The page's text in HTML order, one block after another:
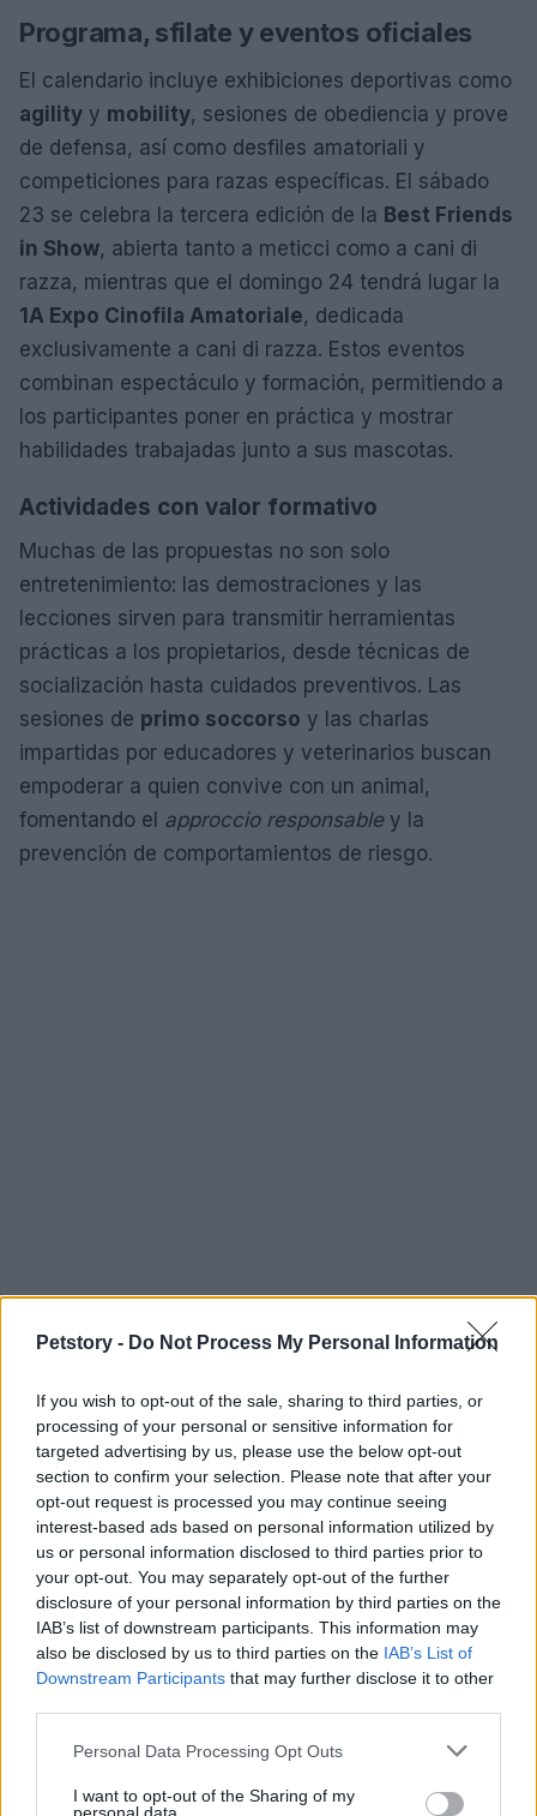
Petstory - Do Not Process My Personal Information
If you wish to opt-out of the sale, sharing to third parties, or
processing of your personal or sensitive information for
targeted advertising by us, please use the below opt-out
section to confirm your selection. Please note that after your
opt-out request is processed you may continue seeing
interest-based ads based on personal information utilized by
us or personal information disclosed to third parties prior to
your opt-out. You may separately opt-out of the further
disclosure of your personal information by third parties on the
IAB’s list of downstream participants. This information may
also be disclosed by us to third parties on the IAB’s List of
Downstream Participants that may further disclose it to other
Please note that this website/app uses one or more Google
not limited to your visit or usage behaviour. You may click to
Personal Data Processing Opt Outs
I want to opt-out of the Sharing of my
Programa, sfilate y eventos oficiales
El calendario incluye exhibiciones deportivas como
agility y mobility, sesiones de obediencia y prove
de defensa, así como desfiles amatoriali y
competiciones para razas específicas. El sábado
23 se celebra la tercera edición de la Best Friends
in Show, abierta tanto a meticci como a cani di
razza, mientras que el domingo 24 tendrá lugar la
1A Expo Cinofila Amatoriale, dedicada
exclusivamente a cani di razza. Estos eventos
combinan espectáculo y formación, permitiendo a
los participantes poner en práctica y mostrar
habilidades trabajadas junto a sus mascotas.
Actividades con valor formativo
Muchas de las propuestas no son solo
entretenimiento: las demostraciones y las
lecciones sirven para transmitir herramientas
prácticas a los propietarios, desde técnicas de
socialización hasta cuidados preventivos. Las
sesiones de primo soccorso y las charlas
impartidas por educadores y veterinarios buscan
empoderar a quien convive con un animal,
fomentando el approccio responsabley la
prevención de comportamientos de riesgo.
Información práctica y cómo participar
durante ambos días, mientras que la tarifa reducida
es de8€y puede descargarse desde el sitio oficial
www.petinfiera.it
, donde también están
disponibles el calendario completo de actividades y
las modalidades de inscripción a sfilate y pruebas.
La organización recomienda consultar el portal
antes de la llegada para gestionar inscripciones y
conocer horarios específicos. La feria pretende ser
un punto de referencia para quienes aman a las